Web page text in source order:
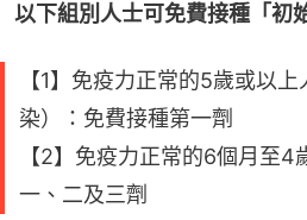
以下組別人士可免費接種「初
【1】免疫力正常的5歲或以
染）：免費接種第一劑
【2】免疫力正常的6個月至4
一、二及三劑